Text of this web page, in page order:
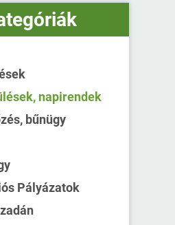
napirendek
bűnügy
Pályázatok